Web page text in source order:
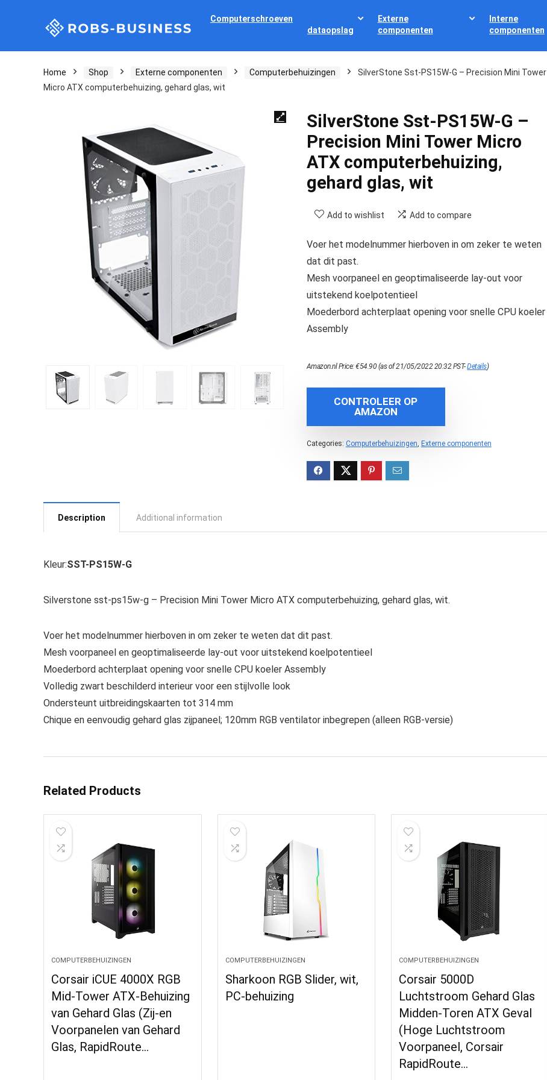
Computerschroeven
dataopslag
Externe
componenten
Interne
componenten
Home Shop Externe componenten Computerbehuizingen
SilverStone Sst-PS15W-G – Precision Mini Tower
Micro ATX computerbehuizing, gehard glas, wit
SilverStone Sst-PS15W-G –
Precision Mini Tower Micro
ATX computerbehuizing,
gehard glas, wit
Add to wishlist Add to compare
Voer het modelnummer hierboven in om zeker te weten
dat dit past.
Mesh voorpaneel en geoptimaliseerde lay-out voor
uitstekend koelpotentieel
Moederbord achterplaat opening voor snelle CPU koeler
Assembly
Amazon.nl Price:€54.90(as of 21/05/2022 20:32 PST-Details)
CONTROLEER OP
AMAZON
Categories: Computerbehuizingen, Externe componenten
Description Additional information
Kleur:SST-PS15W-G
Silverstone sst-ps15w-g – Precision Mini Tower Micro ATX computerbehuizing, gehard glas, wit.
Voer het modelnummer hierboven in om zeker te weten dat dit past.
Mesh voorpaneel en geoptimaliseerde lay-out voor uitstekend koelpotentieel
Moederbord achterplaat opening voor snelle CPU koeler Assembly
Volledig zwart beschilderd interieur voor een stijlvolle look
Ondersteunt uitbreidingskaarten tot 314 mm
Chique en eenvoudig gehard glas zijpaneel; 120mm RGB ventilator inbegrepen (alleen RGB-versie)
Related Products
COMPUTERBEHUIZINGEN
Corsair iCUE 4000X RGB
Mid-Tower ATX-Behuizing
van Gehard Glas (Zij-en
Voorpanelen van Gehard
Glas, RapidRoute…
COMPUTERBEHUIZINGEN
Sharkoon RGB Slider, wit,
PC-behuizing
COMPUTERBEHUIZINGEN
Corsair 5000D
Luchtstroom Gehard Glas
Midden-Toren ATX Geval
(Hoge Luchtstroom
Voorpaneel, Corsair
RapidRoute…